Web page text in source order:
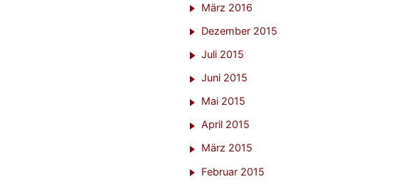
März 2016
Dezember 2015
Juli 2015
Juni 2015
Mai 2015
April 2015
März 2015
Februar 2015